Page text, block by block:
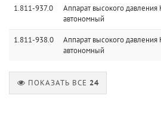
1.811-937.0
Аппарат высокого давления
автономный
1.811-938.0
Аппарат высокого давления
автономный
ПОКАЗАТЬ ВСЕ 24